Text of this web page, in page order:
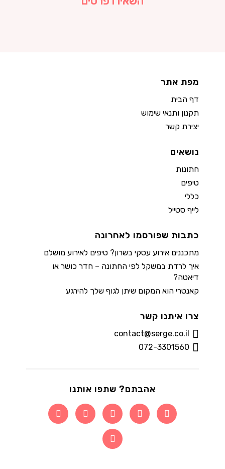
מפת אתר
דף הבית
תקנון ותנאי שימוש
יצירת קשר
נושאים
חתונות
טיפים
כללי
לייף סטייל
כתבות שפורסמו לאחרונה
מתכננים אירוע עסקי בשרון? טיפים לאירוע מושלם
איך לרדת במשקל לפי החתונה – חדר כושר או
דיאטה?
קאנטרי הוא המקום שיתן לגוף שלך להירגע
צרו איתנו קשר
contact@serge.co.il
072-3301560
אהבתם? שתפו אותנו